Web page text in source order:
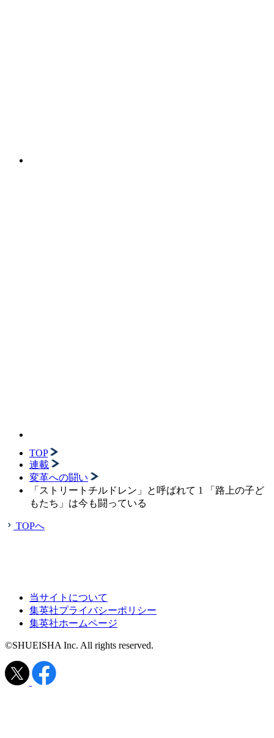
TOP
連載
変革への闘い
「ストリートチルドレン」と呼ばれて 1 「路上の子ど
もたち」は今も闘っている
TOPへ
当サイトについて
集英社プライバシーポリシー
集英社ホームページ
©SHUEISHA Inc. All rights reserved.